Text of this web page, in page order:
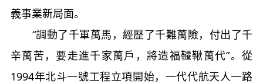
義事業新局面。
“調動了千軍萬馬，經歷了千難萬險，付出了千
辛萬苦，要走進千家萬戶，將造福韆鞦萬代”。從
1994年北斗一號工程立項開始，一代代航天人一路